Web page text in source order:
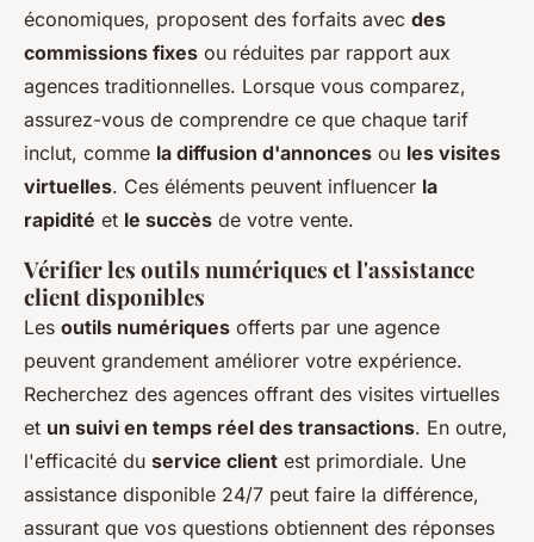
économiques, proposent des forfaits avec des
commissions fixes ou réduites par rapport aux
agences traditionnelles. Lorsque vous comparez,
assurez-vous de comprendre ce que chaque tarif
inclut, comme la diffusion d'annonces ou les visites
virtuelles. Ces éléments peuvent influencer la
rapidité et le succès de votre vente.
Vérifier les outils numériques et l'assistance
client disponibles
Les outils numériques offerts par une agence
peuvent grandement améliorer votre expérience.
Recherchez des agences offrant des visites virtuelles
et un suivi en temps réel des transactions. En outre,
l'efficacité du service client est primordiale. Une
assistance disponible 24/7 peut faire la différence,
assurant que vos questions obtiennent des réponses